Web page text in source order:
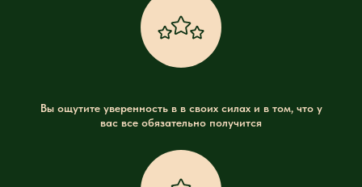
Вы ощутите уверенность в в своих силах и в том, что у
вас все обязательно получится